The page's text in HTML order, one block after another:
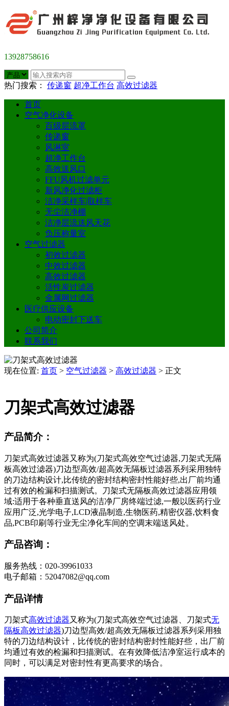
13928758616
热门搜索： 传递窗 超净工作台 高效过滤器
首页
空气净化设备
百级层流罩
传递窗
风淋室
超净工作台
高效送风口
FFU风机过滤单元
新风净化过滤柜
洁净采样车|取样车
无尘洁净棚
洁净层流送风天花
负压称量室
空气过滤器
初效过滤器
中效过滤器
高效过滤器
活性炭过滤器
金属网过滤器
医疗供应设备
电动密封下送车
公司简介
联系我们
现在位置: 首页 > 空气过滤器 > 高效过滤器 > 正文
刀架式高效过滤器
产品简介：
刀架式高效过滤器又称为(刀架式高效空气过滤器,刀架式无隔
板高效过滤器)刀边型高效/超高效无隔板过滤器系列采用独特
的刀边结构设计,比传统的密封结构密封性能好些,出厂前均通
过有效的检漏和扫描测试。刀架式无隔板高效过滤器应用领
域:适用于各种垂直送风的洁净厂房终端过滤,一般以医药行业
应用广泛,光学电子,LCD液晶制造,生物医药,精密仪器,饮料食
品,PCB印刷等行业无尘净化车间的空调末端送风处。
产品咨询：
服务热线：020-39961033
电子邮箱：52047082@qq.com
产品详情
刀架式高效过滤器又称为(刀架式高效空气过滤器、刀架式无
隔板高效过滤器)刀边型高效/超高效无隔板过滤器系列采用独
特的刀边结构设计，比传统的密封结构密封性能好些，出厂前
均通过有效的检漏和扫描测试。在有效降低洁净室运行成本的
同时，可以满足对密封性有更高要求的场合。